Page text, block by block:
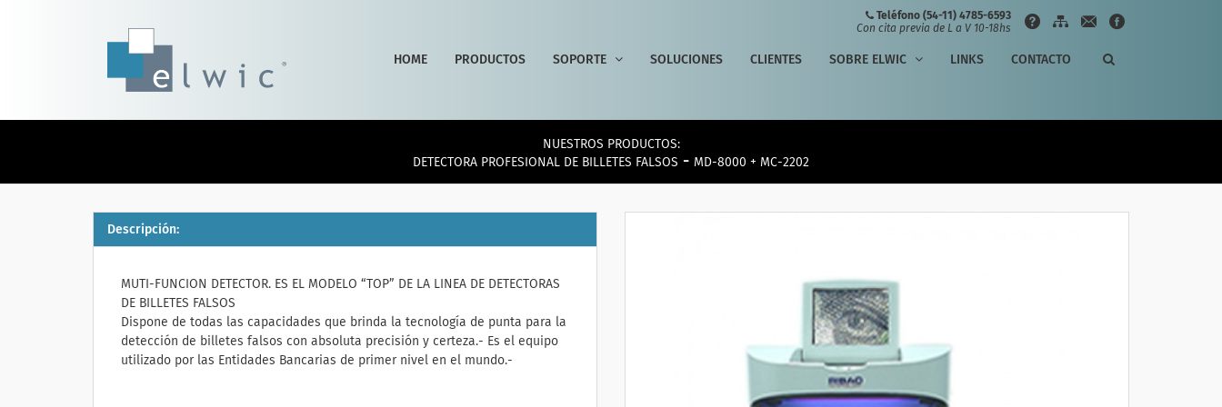
Teléfono (54-11) 4785-6593
Con cita previa de L a V 10-18hs
HOME PRODUCTOS SOPORTE SOLUCIONES CLIENTES SOBRE ELWIC LINKS CONTACTO
NUESTROS PRODUCTOS:
DETECTORA PROFESIONAL DE BILLETES FALSOS - MD-8000 + MC-2202
Descripción:
MUTI-FUNCION DETECTOR. ES EL MODELO “TOP” DE LA LINEA DE DETECTORAS
DE BILLETES FALSOS
Dispone de todas las capacidades que brinda la tecnología de punta para la
detección de billetes falsos con absoluta precisión y certeza.- Es el equipo
utilizado por las Entidades Bancarias de primer nivel en el mundo.-